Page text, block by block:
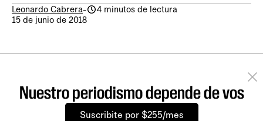
Leonardo Cabrera-
4 minutos de lectura
15 de junio de 2018
Nuestro periodismo depende de vos
Suscribite por $255/mes